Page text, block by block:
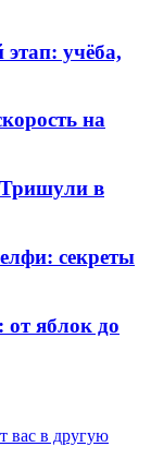
учёба,
на
в
секреты
от яблок до